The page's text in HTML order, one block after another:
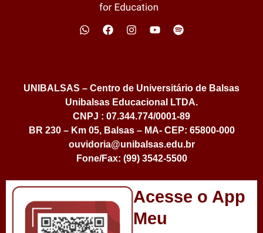
UNIBALSAS – Centro de Universitário de Balsas
Unibalsas Educacional LTDA.
CNPJ : 07.344.774/0001-89
BR 230 – Km 05, Balsas – MA- CEP: 65800-000
ouvidoria@unibalsas.edu.br
Fone/Fax: (99) 3542-5500
Acesse o App
Meu